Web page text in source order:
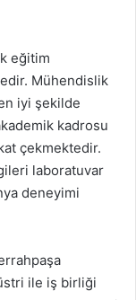
eğitim
Mühendislik
iyi şekilde
kadrosu
çekmektedir.
laboratuvar
deneyimi
ile iş birliği